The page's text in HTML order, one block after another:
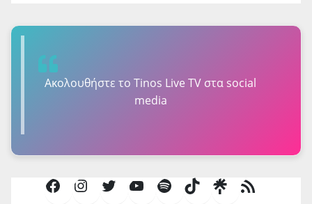
Ακολουθήστε τo Tinos Live TV στα social
media
FacebookInstagramTwitterYouTubeSpotifyTikTok
Τροφοδοσία